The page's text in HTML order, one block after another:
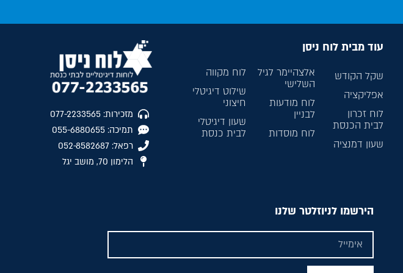
עוד מבית לוח ניסן
שקל הקודש
אפליקציה
לוח זכרון
לבית הכנסת
שעון דמנציה
אלצהיימר לגיל
השלישי
לוח מודעות
לבניין
לוח מוסדות
לוח מקווה
שילוט דיגיטלי
חיצוני
שעון דיגיטלי
לבית כנסת
מזכירות: 077-2233565
תמיכה: 055-6880655
רפאל: 052-8582687
הלימון 70, מושב יגל
הירשמו לניוזלטר שלנו